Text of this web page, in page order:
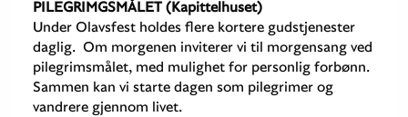
PILEGRIMGSMÅLET (Kapittelhuset)
Under Olavsfest holdes flere kortere gudstjenester
daglig. Om morgenen inviterer vi til morgensang ved
pilegrimsmålet, med mulighet for personlig forbønn.
Sammen kan vi starte dagen som pilegrimer og
vandrere gjennom livet.